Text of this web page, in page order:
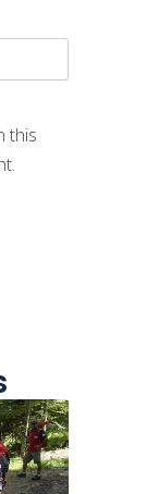
this